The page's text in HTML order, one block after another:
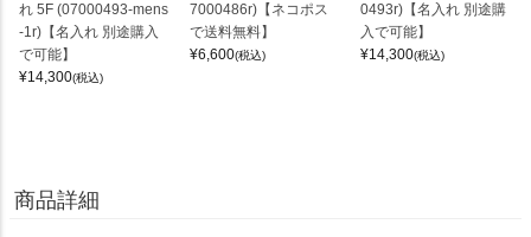
れ 5F (07000493-mens
-1r)【名入れ 別途購入
で可能】
¥14,300(税込)
7000486r)【ネコポス
で送料無料】
¥6,600(税込)
0493r)【名入れ 別途購
入で可能】
¥14,300(税込)
商品詳細